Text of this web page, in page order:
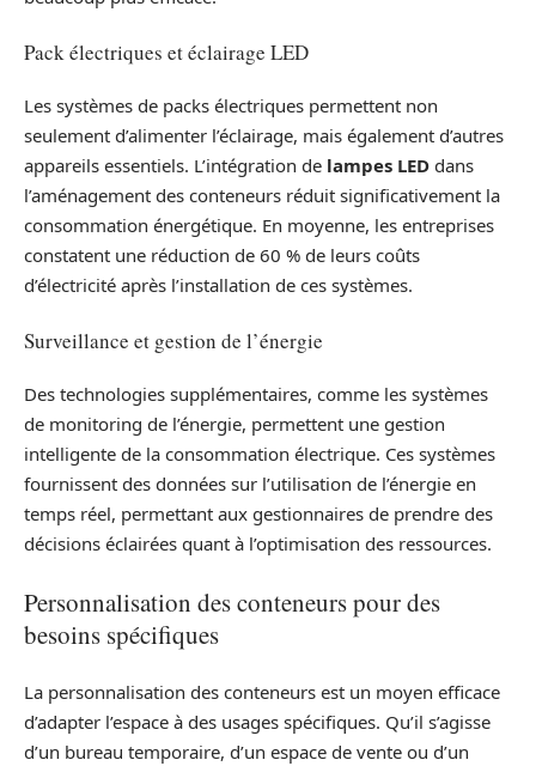
Pack électriques et éclairage LED
Les systèmes de packs électriques permettent non
seulement d’alimenter l’éclairage, mais également d’autres
appareils essentiels. L’intégration de lampes LED dans
l’aménagement des conteneurs réduit significativement la
consommation énergétique. En moyenne, les entreprises
constatent une réduction de 60 % de leurs coûts
d’électricité après l’installation de ces systèmes.
Surveillance et gestion de l’énergie
Des technologies supplémentaires, comme les systèmes
de monitoring de l’énergie, permettent une gestion
intelligente de la consommation électrique. Ces systèmes
fournissent des données sur l’utilisation de l’énergie en
temps réel, permettant aux gestionnaires de prendre des
décisions éclairées quant à l’optimisation des ressources.
Personnalisation des conteneurs pour des
besoins spécifiques
La personnalisation des conteneurs est un moyen efficace
d’adapter l’espace à des usages spécifiques. Qu’il s’agisse
d’un bureau temporaire, d’un espace de vente ou d’un